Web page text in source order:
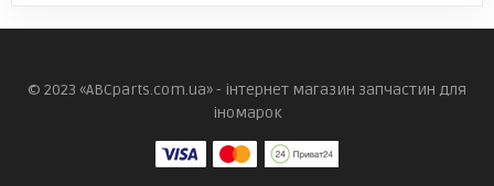
© 2023 «ABCparts.com.ua» - інтернет магазин запчастин для
іномарок